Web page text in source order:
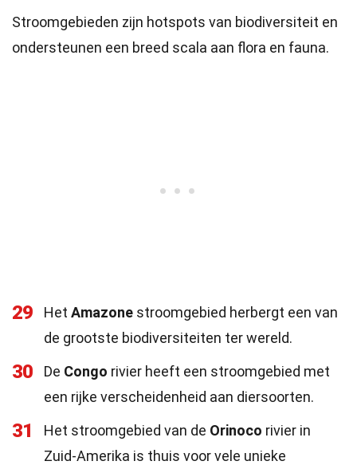
Stroomgebieden zijn hotspots van biodiversiteit en
ondersteunen een breed scala aan flora en fauna.
29 Het Amazone stroomgebied herbergt een van
de grootste biodiversiteiten ter wereld.
30 De Congo rivier heeft een stroomgebied met
een rijke verscheidenheid aan diersoorten.
31 Het stroomgebied van de Orinoco rivier in
Zuid-Amerika is thuis voor vele unieke